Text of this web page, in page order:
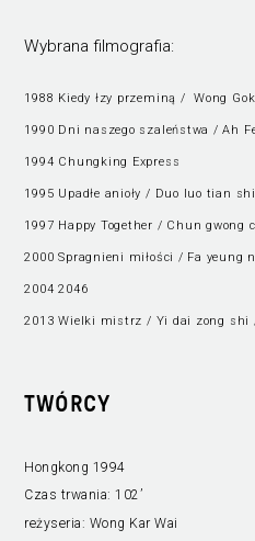
TWÓRCY
Hongkong 1994
Czas trwania: 102’
reżyseria: Wong Kar Wai
Wybrana filmografia:
1988 Kiedy łzy przeminą / Wong
1990 Dni naszego szaleństwa / Ah
1994 Chungking Express
1995 Upadłe anioły / Duo luo tian
1997 Happy Together / Chun gwong
2000 Spragnieni miłości / Fa yeung
2004 2046
2013 Wielki mistrz / Yi dai zong shi